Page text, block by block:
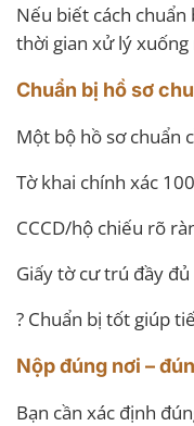
Nếu biết cách
thời gian xử lý
Chuẩn bị hồ sơ
Một bộ hồ sơ chuẩn
Tờ khai chính xác
CCCD/hộ chiếu rõ
Giấy tờ cư trú đầy đủ
? Chuẩn bị tốt giúp
Nộp đúng nơi –
Bạn cần xác định